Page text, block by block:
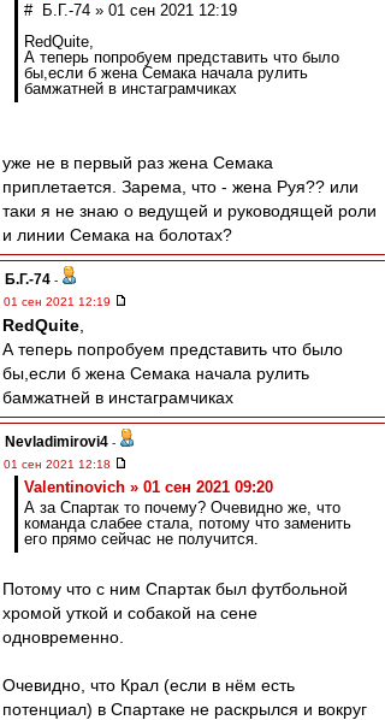
# Б.Г.-74 » 01 сен 2021 12:19
RedQuite,
А теперь попробуем представить что было
бы,если б жена Семака начала рулить
бамжатней в инстаграмчиках
уже не в первый раз жена Семака
приплетается. Зарема, что - жена Руя?? или
таки я не знаю о ведущей и руководящей роли
и линии Семака на болотах?
Б.Г.-74 -
01 сен 2021 12:19
RedQuite
А теперь попробуем представить что было
бы,если б жена Семака начала рулить
бамжатней в инстаграмчиках
Nevladimirovi4 -
01 сен 2021 12:18
Valentinovich » 01 сен 2021 09:20
А за Спартак то почему? Очевидно же, что
команда слабее стала, потому что заменить
его прямо сейчас не получится.
Потому что с ним Спартак был футбольной
хромой уткой и собакой на сене
одновременно.
Очевидно, что Крал (если в нём есть
потенциал) в Спартаке не раскрылся и вокруг